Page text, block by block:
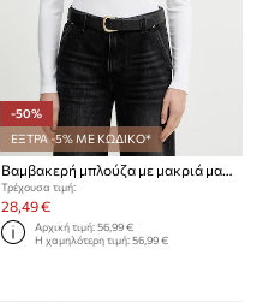
-50%
ΕΞΤΡΑ -5% ΜΕ ΚΩΔΙΚΟ*
Τρέχουσα τιμή:
28,49 €
Αρχική τιμή:56,99 €
Η χαμηλότερη τιμή:56,99 €